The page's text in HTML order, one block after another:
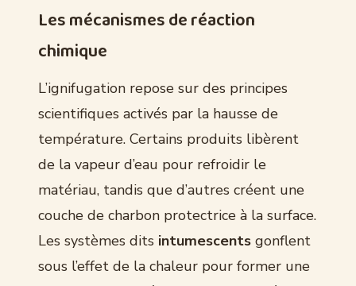
Les mécanismes de réaction
chimique
L’ignifugation repose sur des principes
scientifiques activés par la hausse de
température. Certains produits libèrent
de la vapeur d’eau pour refroidir le
matériau, tandis que d’autres créent une
couche de charbon protectrice à la surface.
Les systèmes dits intumescents gonflent
sous l’effet de la chaleur pour former une